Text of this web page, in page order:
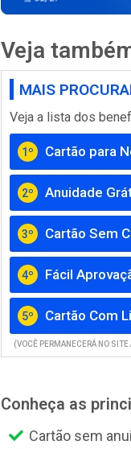
Veja
MAIS
Veja a lista dos
1º Cartão para
2º Anuidade
3º Cartão Sem
4º Fácil
5º Cartão Com
(VOCÊ PERMANECERÁ NO SITE
Conheça as
Cartão sem